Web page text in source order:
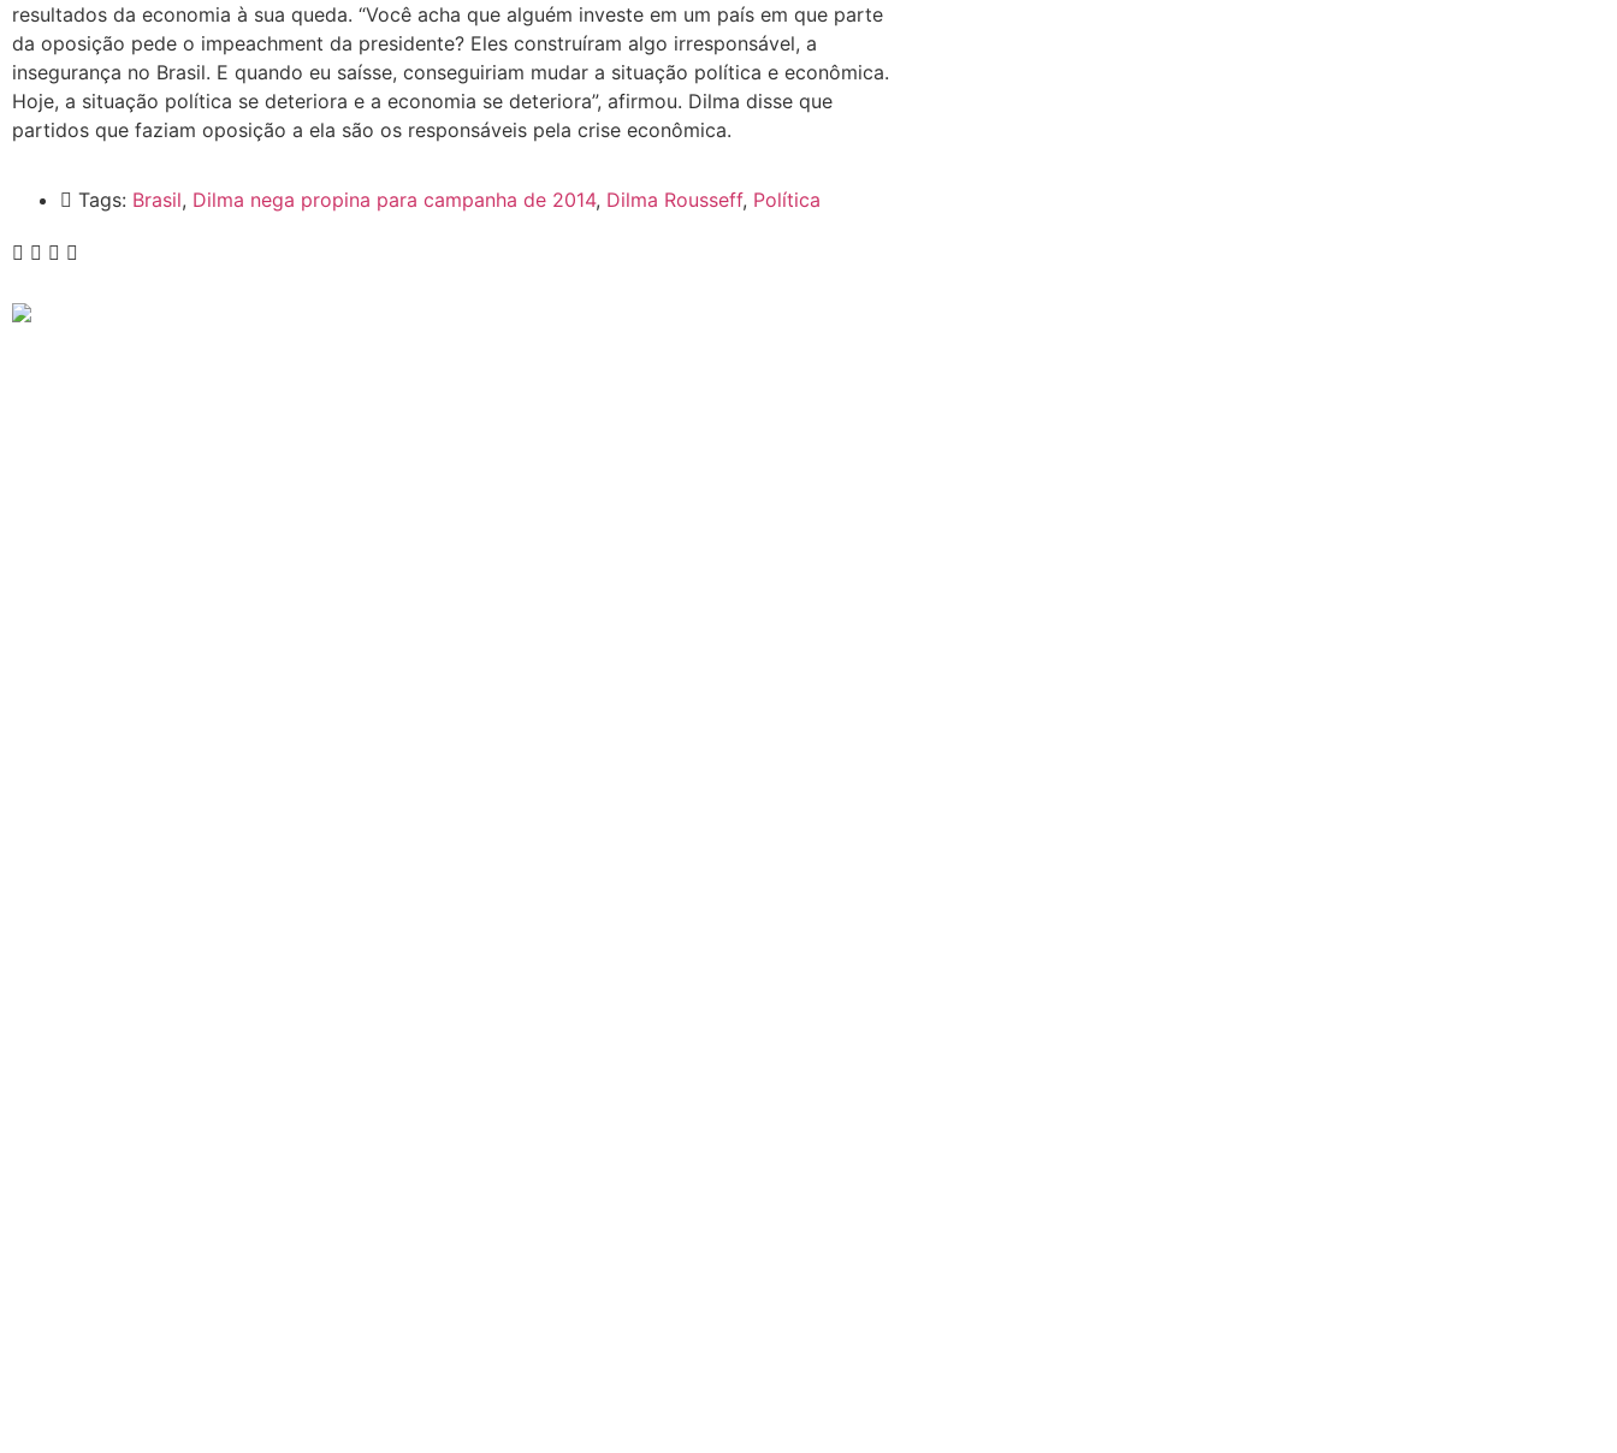
resultados da economia à sua queda. “Você acha que alguém investe em um país em que parte
da oposição pede o impeachment da presidente? Eles construíram algo irresponsável, a
insegurança no Brasil. E quando eu saísse, conseguiriam mudar a situação política e econômica.
Hoje, a situação política se deteriora e a economia se deteriora”, afirmou. Dilma disse que
partidos que faziam oposição a ela são os responsáveis pela crise econômica.
Tags: Brasil, Dilma nega propina para campanha de 2014, Dilma Rousseff, Política